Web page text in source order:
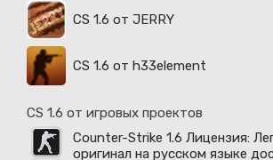
CS 1.6 от JERRY
CS 1.6 от h33element
CS 1.6 от игровых проектов
Counter-Strike 1.6 Лицензия:
оригинал на русском языке